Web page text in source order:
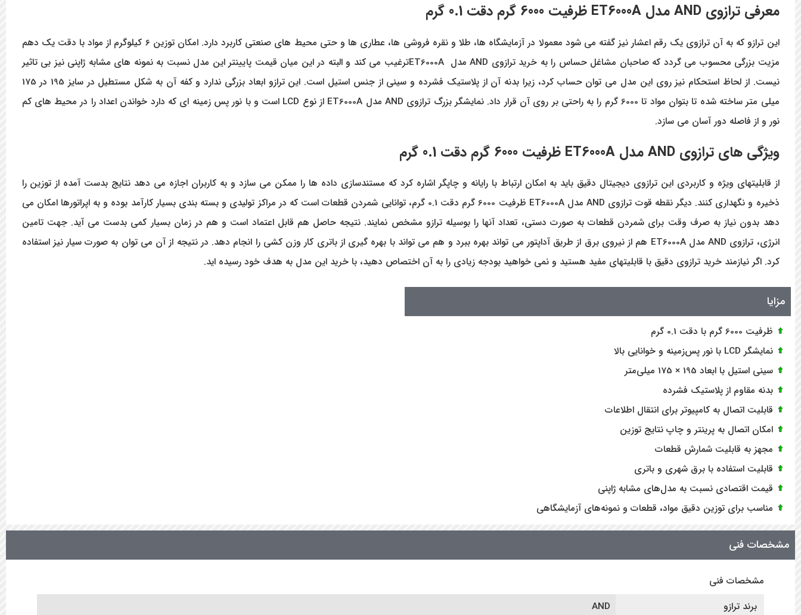
معرفی ترازویANDمدلET6000A ظرفیت 6000 گرم دقت 0.1 گرم
این ترازو که به آن ترازوی یک رقم اعشار نیز گفته می شود معمولا در آزمایشگاه ها، طلا و نقره فروشی ها، عطاری ها و حتی محیط های صنعتی کاربرد دارد. امکان توزین 6 کیلوگرم از مواد با دقت یک دهم
مزیت بزرگی محسوب می گردد که صاحبان مشاغل حساس را به خرید ترازوی AND مدل ET6000Aترغیب می کند و البته در این میان قیمت پایینتر این مدل نسبت به نمونه های مشابه ژاپنی نیز بی تاثیر
نیست. از لحاظ استحکام نیز روی این مدل می توان حساب کرد، زیرا بدنه آن از پلاستیک فشرده و سینی از جنس استیل است. این ترازو ابعاد بزرگی ندارد و کفه آن به شکل مستطیل در سایز 195 در 175
میلی متر ساخته شده تا بتوان مواد تا 6000 گرم را به راحتی بر روی آن قرار داد. نمایشگر بزرگ ترازوی AND مدل ET6000A از نوع LCD است و با نور پس زمینه ای که دارد خواندن اعداد را در محیط های کم
نور و از فاصله دور آسان می سازد.
ویژگی هایترازوی AND مدل ET6000A ظرفیت 6000 گرم دقت 0.1 گرم
از قابلیتهای ویژه و کاربردی این ترازوی دیجیتال دقیق باید به امکان ارتباط با رایانه و چاپگر اشاره کرد که مستندسازی داده ها را ممکن می سازد و به کاربران اجازه می دهد نتایج بدست آمده از توزین را
ذخیره و نگهداری کنند. دیگر نقطه قوت ترازوی AND مدل ET6000A ظرفیت 6000 گرم دقت 0.1 گرم، توانایی شمردن قطعات است که در مراکز تولیدی و بسته بندی بسیار کارآمد بوده و به اپراتورها امکان می
دهد بدون نیاز به صرف وقت برای شمردن قطعات به صورت دستی، تعداد آنها را بوسیله ترازو مشخص نمایند. نتیجه حاصل هم قابل اعتماد است و هم در زمان بسیار کمی بدست می آید. جهت تامین
انرژی، ترازوی AND مدل ET6000A هم از نیروی برق از طریق آداپتور می تواند بهره ببرد و هم می تواند با بهره گیری از باتری کار وزن کشی را انجام دهد. در نتیجه از آن می توان به صورت سیار نیز استفاده
کرد. اگر نیازمند خرید ترازوی دقیق با قابلیتهای مفید هستید و نمی خواهید بودجه زیادی را به آن اختصاص دهید، با خرید این مدل به هدف خود رسیده اید.
مزایا
ظرفیت 6000 گرم با دقت 0.1 گرم
نمایشگر LCD با نور پس‌زمینه و خوانایی بالا
سینی استیل با ابعاد 195 × 175 میلی‌متر
بدنه مقاوم از پلاستیک فشرده
قابلیت اتصال به کامپیوتر برای انتقال اطلاعات
امکان اتصال به پرینتر و چاپ نتایج توزین
مجهز به قابلیت شمارش قطعات
قابلیت استفاده با برق شهری و باتری
قیمت اقتصادی نسبت به مدل‌های مشابه ژاپنی
مناسب برای توزین دقیق مواد، قطعات و نمونه‌های آزمایشگاهی
مشخصات فنی
مشخصات فنی
برند ترازو
AND